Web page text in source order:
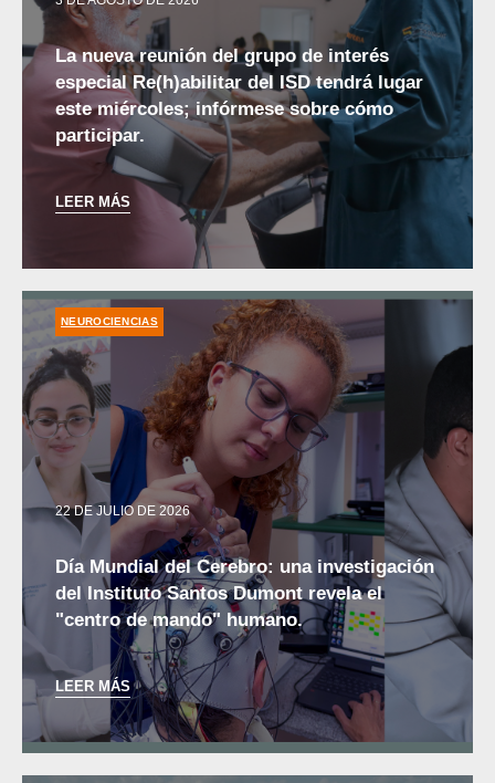
La nueva reunión del grupo de interés
especial Re(h)abilitar del ISD tendrá lugar
este miércoles; infórmese sobre cómo
participar.
LEER MÁS
22 DE JULIO DE 2026
Día Mundial del Cerebro: una investigación
del Instituto Santos Dumont revela el
"centro de mando" humano.
LEER MÁS
NEUROCIENCIAS